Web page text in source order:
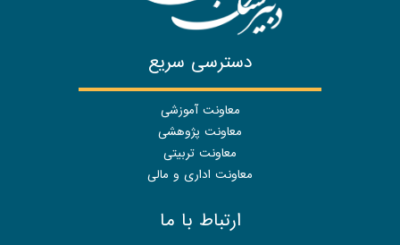
دسترسی سریع
معاونت آموزشی
معاونت پژوهشی
معاونت تربیتی
معاونت اداری و مالی
ارتباط با ما